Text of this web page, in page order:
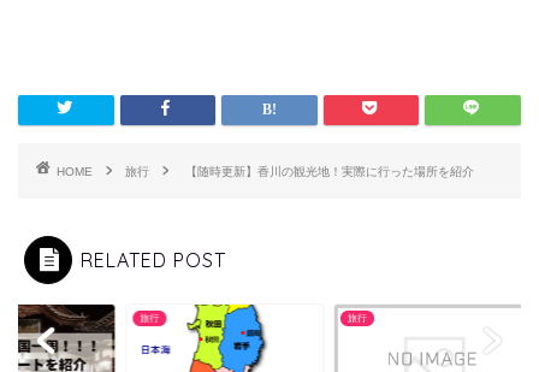
HOME 旅行 【随時更新】香川の観光地！実際に行った場所を紹介
RELATED POST
旅行